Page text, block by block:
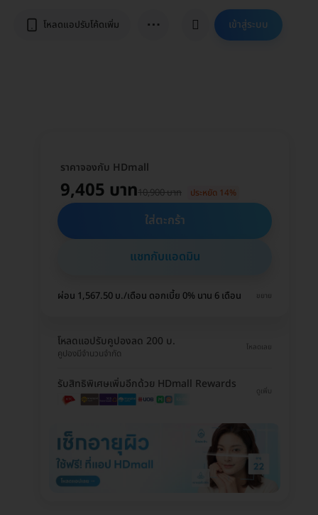
โหลดแอปรับโค้ดเพิ่ม ⋯ เข้าสู่ระบบ
ราคาจองกับ HDmall
9,405 บาท10,900 บาท ประหยัด 14%
ใส่ตะกร้า
แชทกับแอดมิน
ผ่อน 1,567.50 บ./เดือน ดอกเบี้ย 0% นาน 6 เดือน ขยาย
โหลดแอปรับคูปองลด 200 บ.
คูปองมีจำนวนจำกัด
โหลดเลย
รับสิทธิพิเศษเพิ่มอีกด้วย HDmall Rewards
ดูเพิ่ม